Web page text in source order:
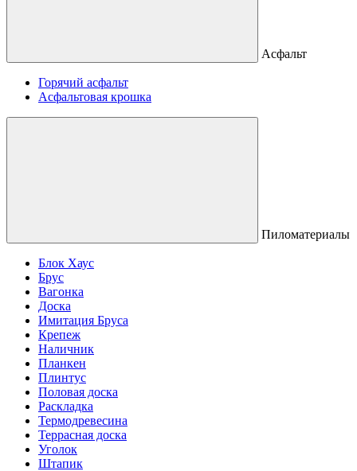
Асфальт
Горячий асфальт
Асфальтовая крошка
Пиломатериалы
Блок Хаус
Брус
Вагонка
Доска
Имитация Бруса
Крепеж
Наличник
Планкен
Плинтус
Половая доска
Раскладка
Термодревесина
Террасная доска
Уголок
Штапик